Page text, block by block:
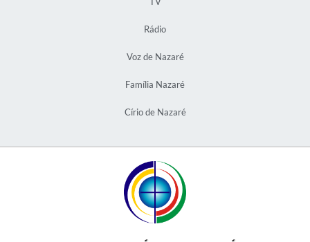
Rádio
Voz de Nazaré
Família Nazaré
Círio de Nazaré